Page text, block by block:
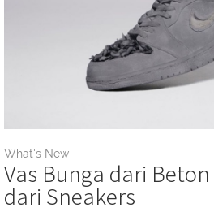
What's New
Vas Bunga dari
dari Sneakers